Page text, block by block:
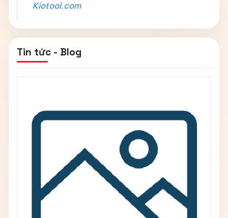
Kiotool.com
Tin tức - Blog